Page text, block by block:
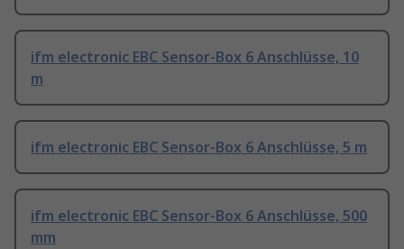
ifm electronic EBC Sensor-Box 6 Anschlüsse, 10
m
ifm electronic EBC Sensor-Box 6 Anschlüsse, 5 m
ifm electronic EBC Sensor-Box 6 Anschlüsse, 500
mm